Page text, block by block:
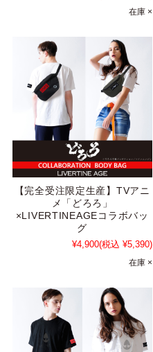
在庫 ×
【完全受注限定生産】TVアニ
メ「どろろ」
×LIVERTINEAGEコラボバッ
グ
¥4,900(税込 ¥5,390)
在庫 ×